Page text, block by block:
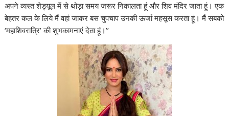
अपने व्यस्त शेड्यूल में से थोड़ा समय जरूर निकालता हूं और शिव मंदिर जाता हूं। एक
बेहतर कल के लिये मैं वहां जाकर बस चुपचाप उनकी ऊर्जा महसूस करता हूं। मैं सबको
‘महाशिवरात्रि’ की शुभकामनाएं देता हूं।’’